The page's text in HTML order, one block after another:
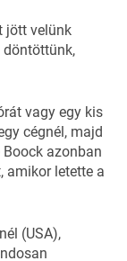
jött velünk
döntöttünk,
vagy egy kis
cégnél, majd
azonban
amikor letette a
(USA),